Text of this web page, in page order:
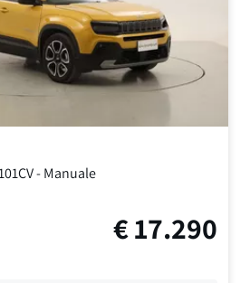
-Manuale
€17.290